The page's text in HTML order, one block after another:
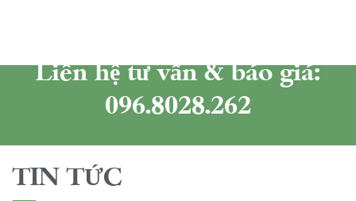
Liên hệ tư vấn & báo giá:
096.8028.262
TIN TỨC